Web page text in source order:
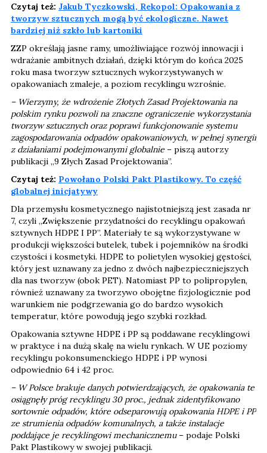
Czytaj też: Jakub Tyczkowski, Rekopol: Opakowania z
tworzyw sztucznych mogą być ekologiczne. Nawet
bardziej niż szkło lub kartoniki
ZZP określają jasne ramy, umożliwiające rozwój innowacji i
wdrażanie ambitnych działań, dzięki którym do końca 2025
roku masa tworzyw sztucznych wykorzystywanych w
opakowaniach zmaleje, a poziom recyklingu wzrośnie.
– Wierzymy, że wdrożenie Złotych Zasad Projektowania na
polskim rynku pozwoli na znaczne ograniczenie wykorzystania
tworzyw sztucznych oraz poprawi funkcjonowanie systemu
zagospodarowania odpadów opakowaniowych, w pełnej synergii
z działaniami podejmowanymi globalnie – piszą autorzy
publikacji „9 Złych Zasad Projektowania”.
Czytaj też: Powołano Polski Pakt Plastikowy. To część
globalnej inicjatywy
Dla przemysłu kosmetycznego najistotniejszą jest zasada nr
7, czyli „Zwiększenie przydatności do recyklingu opakowań
sztywnych HDPE I PP”. Materiały te są wykorzystywane w
produkcji większości butelek, tubek i pojemników na środki
czystości i kosmetyki. HDPE to polietylen wysokiej gęstości,
który jest uznawany za jedno z dwóch najbezpieczniejszych
dla nas tworzyw (obok PET). Natomiast PP to polipropylen,
również uznawany za tworzywo obojętne fizjologicznie pod
warunkiem nie podgrzewania go do bardzo wysokich
temperatur, które powodują jego szybki rozkład.
Opakowania sztywne HDPE i PP są poddawane recyklingowi
w praktyce i na dużą skalę na wielu rynkach. W UE poziomy
recyklingu pokonsumenckiego HDPE i PP wynosi
odpowiednio 64 i 42 proc.
– W Polsce brakuje danych potwierdzających, że opakowania te
osiągnęły próg recyklingu 30 proc., jednak zidentyfikowano
sortownie odpadów, które odseparowują opakowania HDPE i PP
ze strumienia odpadów komunalnych, a także instalacje
poddające je recyklingowi mechanicznemu – podaje Polski
Pakt Plastikowy w swojej publikacji.